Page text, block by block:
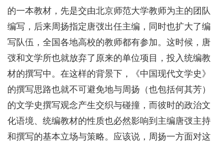
的一本教材，先是交由北京师范大学教师为主的团队
编写，后来周扬指定唐弢出任主编，同时也扩大了编
写队伍，全国各地高校的教师都有参加。这时候，唐
弢和文学所也就放弃了原来的单位项目，投入统编教
材的撰写中。在这样的背景下，《中国现代文学史》
的撰写思路也就不可避免地与周扬（也包括何其芳）
的文学史撰写观念产生交织与碰撞，而彼时的政治文
化语境、统编教材的性质也必然影响到主编唐弢主持
和撰写的基本立场与策略。应该说，周扬一方面对这